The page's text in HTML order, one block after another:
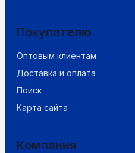
Покупателю
Оптовым клиентам
Доставка и оплата
Поиск
Карта сайта
Компания